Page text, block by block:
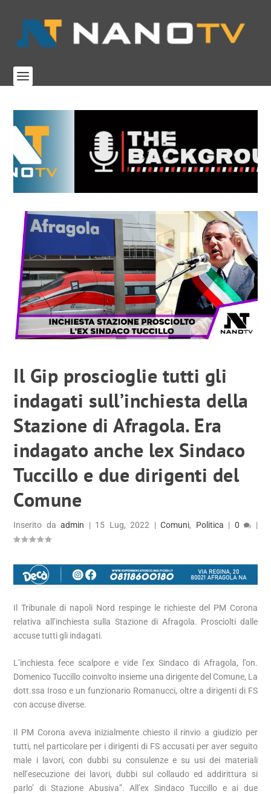
Il Gip proscioglie tutti gli
indagati sull’inchiesta della
Stazione di Afragola. Era
indagato anche lex Sindaco
Tuccillo e due dirigenti del
Comune
Inserito daadmin | 15 Lug, 2022 |Comuni, Politica | 0 |
Il Tribunale di napoli Nord respinge le richieste del PM Corona
relativa all’inchiesta sulla Stazione di Afragola. Prosciolti dalle
accuse tutti gli indagati.
L’inchiesta fece scalpore e vide l’ex Sindaco di Afragola, l’on.
Domenico Tuccillo coinvolto insieme una dirigente del Comune, La
dott.ssa Iroso e un funzionario Romanucci, oltre a dirigenti di FS
con accuse diverse.
Il PM Corona aveva inizialmente chiesto il rinvio a giudizio per
tutti, nel particolare per i dirigenti di FS accusati per aver seguito
male i lavori, con dubbi su consulenze e su usi dei materiali
nell’esecuzione dei lavori, dubbi sul collaudo ed addirittura si
parlo’ di Stazione Abusiva”. All’ex Sindaco Tuccillo e ai due